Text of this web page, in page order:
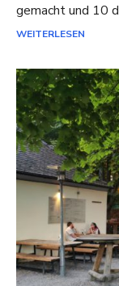
gemacht und 10
WEITERLESEN